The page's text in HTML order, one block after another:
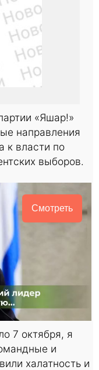
«Яшар!»
направления
к власти по
выборов.
Смотреть
7 октября, я
и
халатность и